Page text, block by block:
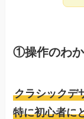
①操作のわか
クラシックデ
特に初心者に